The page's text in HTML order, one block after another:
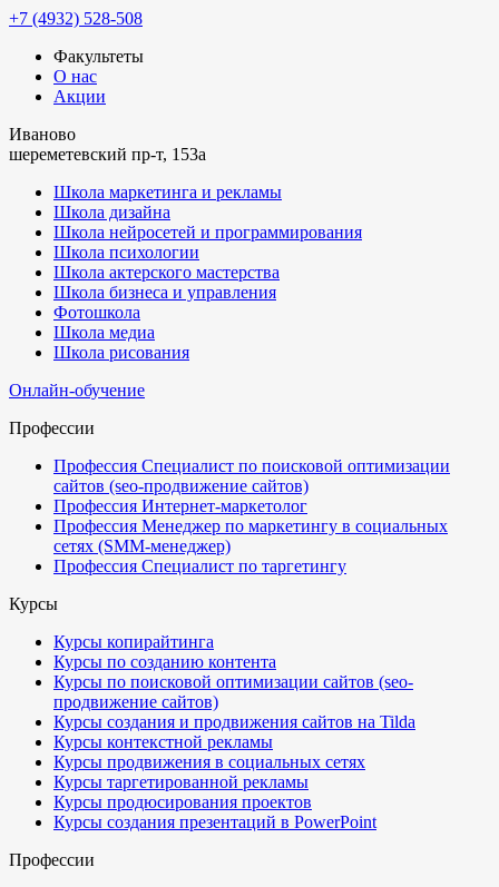
+7 (4932) 528-508
Факультеты
О нас
Акции
Иваново
шереметевский пр-т, 153а
Школа маркетинга и рекламы
Школа дизайна
Школа нейросетей и программирования
Школа психологии
Школа актерского мастерства
Школа бизнеса и управления
Фотошкола
Школа медиа
Школа рисования
Онлайн-обучение
Профессии
Профессия Специалист по поисковой оптимизации
сайтов (seo-продвижение сайтов)
Профессия Интернет-маркетолог
Профессия Менеджер по маркетингу в социальных
сетях (SMM-менеджер)
Профессия Специалист по таргетингу
Курсы
Курсы копирайтинга
Курсы по созданию контента
Курсы по поисковой оптимизации сайтов (seo-
продвижение сайтов)
Курсы создания и продвижения сайтов на Tilda
Курсы контекстной рекламы
Курсы продвижения в социальных сетях
Курсы таргетированной рекламы
Курсы продюсирования проектов
Курсы создания презентаций в PowerPoint
Профессии